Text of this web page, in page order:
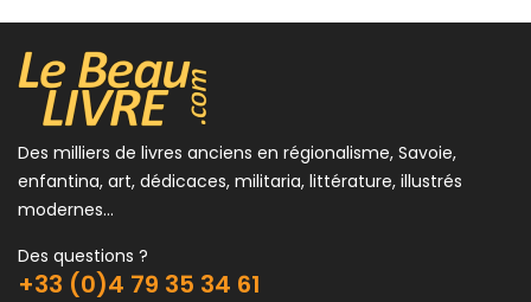
Des milliers de livres anciens en régionalisme, Savoie,
enfantina, art, dédicaces, militaria, littérature, illustrés
modernes...
Des questions ?
+33 (0)4 79 35 34 61